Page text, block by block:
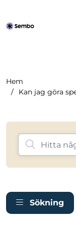
Hem
Kan jag göra
Sökning